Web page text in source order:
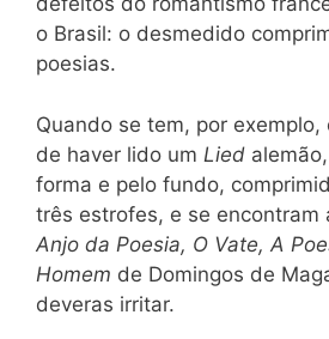
o Brasil: o desmedido
poesias.
Quando se tem, por
de haver lido um Lied
forma e pelo fundo,
três estrofes, e se encontram
Anjo da Poesia, O Vate, A
Homem de Domingos de
deveras irritar.